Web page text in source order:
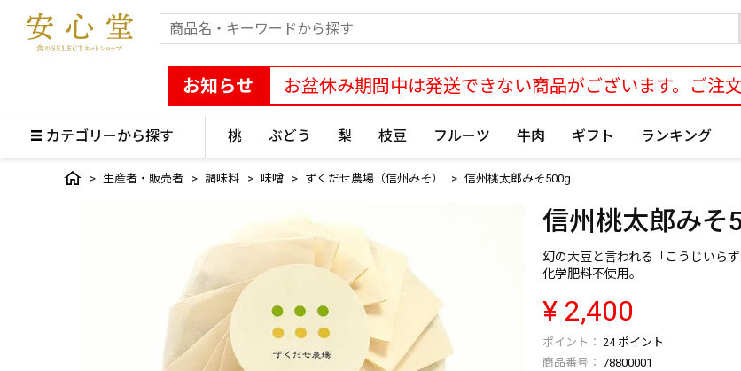
お知らせ お盆休み期間中は発送できない商品がございます。ご注
カテゴリーから探す 桃 ぶどう 梨 枝豆 フルーツ 牛肉 ギフト ランキング
生産者・販売者 調味料 味噌 ずくだせ農場（信州みそ） 信州桃太郎みそ500g
信州桃太郎みそ
幻の大豆と言われる「こうじいら
化学肥料不使用。
¥ 2,400
24 ポイント
商品番号
78800001